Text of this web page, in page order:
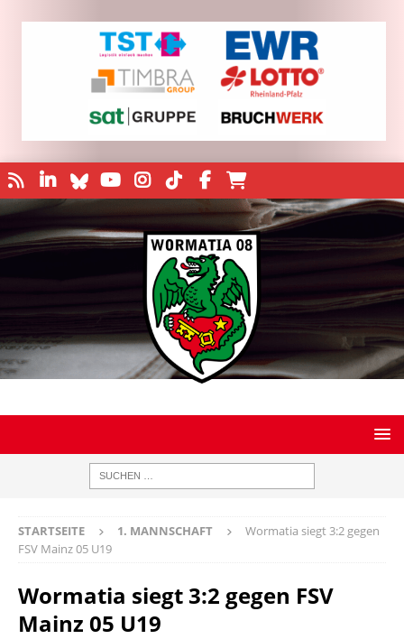
STARTSEITE 1. MANNSCHAFT
Wormatia siegt 3:2 gegen
FSV Mainz 05 U19
Wormatia siegt 3:2 gegen FSV
Mainz 05 U19